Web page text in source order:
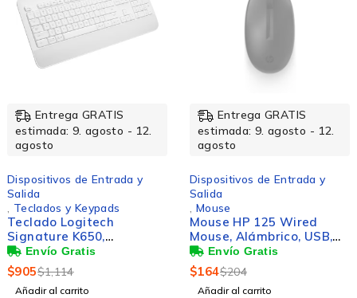
Entrega GRATIS
estimada: 9. agosto - 12.
agosto
Dispositivos de Entrada y
Salida
Teclados y Keypads
Teclado Logitech
Signature K650,
Inalámbrico, Bluetooth,
Grafito (Español)
$1,114
$905
Añadir al carrito
Entrega GRATIS
estimada: 9. agosto - 12.
agosto
Dispositivos de Entrada y
Salida
Mouse
Mouse HP 125 Wired
Mouse, Alámbrico, USB,
1200DPI, Negro
$204
$164
Añadir al carrito